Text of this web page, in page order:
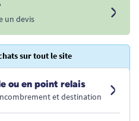
un devis
sur tout le site
ou en point relais
et destination